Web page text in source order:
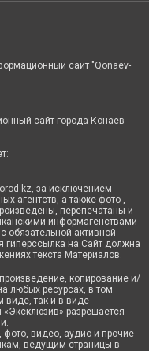
сайт "Qonaev-
сайт города Конаев
за исключением
агентств, а также фото-,
перепечатаны и
информагенствами
обязательной активной
гиперссылка на Сайт должна
текста Материалов.
копирование и/
любых ресурсах, в том
виде, так и в виде
разрешается
видео, аудио и прочие
ведущим страницы в